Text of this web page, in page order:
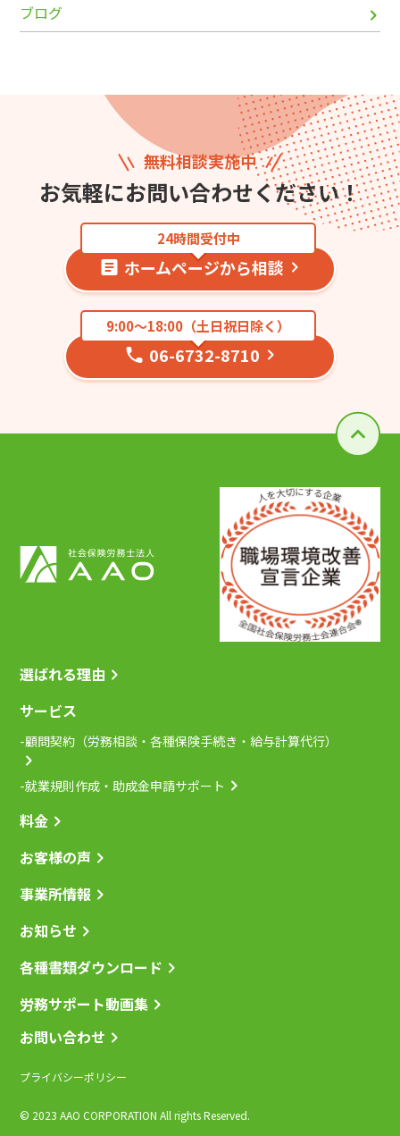
ブログ
無料相談実施中
お気軽にお問い合わせください！
24時間受付中
ホームページから相談
9:00〜18:00（土日祝日除く）
06-6732-8710
選ばれる理由
サービス
-顧問契約（労務相談・各種保険手続き・給与計算代行）
-就業規則作成・助成金申請サポート
料金
お客様の声
事業所情報
お知らせ
各種書類ダウンロード
労務サポート動画集
お問い合わせ
プライバシーポリシー
© 2023 AAO CORPORATION All rights Reserved.